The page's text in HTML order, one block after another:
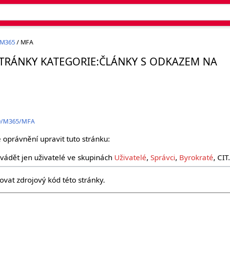
M365/ MFA
KATEGORIE:ČLÁNKY S ODKAZEM NA
M365/MFA
upravit tuto stránku:
jen uživatelé ve skupinách Uživatelé,Správci, Byrokraté, CIT.
zdrojový kód této stránky.